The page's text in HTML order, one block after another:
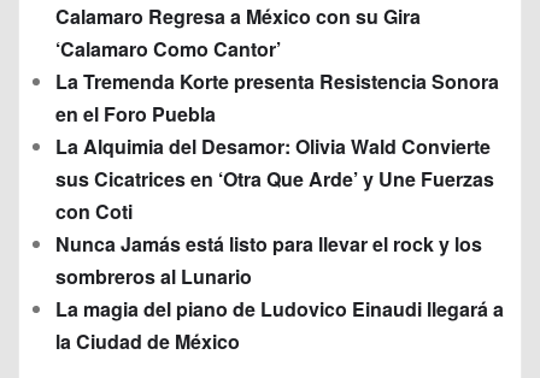
Calamaro Regresa a México con su Gira
‘Calamaro Como Cantor’
La Tremenda Korte presenta Resistencia Sonora
en el Foro Puebla
La Alquimia del Desamor: Olivia Wald Convierte
sus Cicatrices en ‘Otra Que Arde’ y Une Fuerzas
con Coti
Nunca Jamás está listo para llevar el rock y los
sombreros al Lunario
La magia del piano de Ludovico Einaudi llegará a
la Ciudad de México